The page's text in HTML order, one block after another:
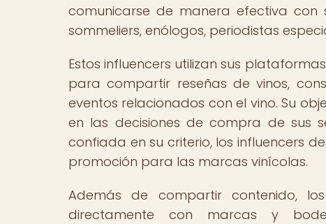
comunicarse de manera efectiva con
sommeliers, enólogos, periodistas
Estos influencers utilizan sus
para compartir reseñas de vinos,
eventos relacionados con el vino. Su
en las decisiones de compra de sus
confiada en su criterio, los influencers
promoción para las marcas vinícolas.
Además de compartir contenido,
directamente con marcas y